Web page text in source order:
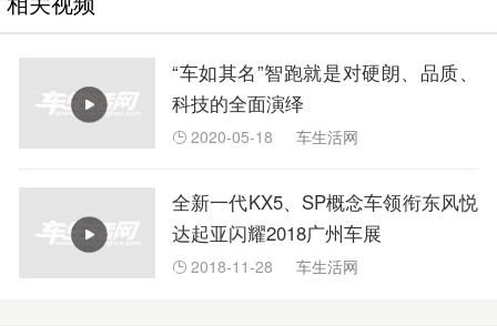
“车如其名”智跑就是对硬朗、品质、
科技的全面演绎
 2020-05-18 车生活网
全新一代KX5、SP概念车领衔东风悦
达起亚闪耀2018广州车展
 2018-11-28 车生活网